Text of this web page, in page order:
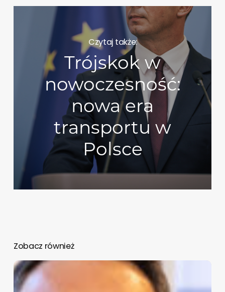
Czytaj także:
Trójskok w
nowoczesność:
nowa era
transportu w
Polsce
Zobacz również